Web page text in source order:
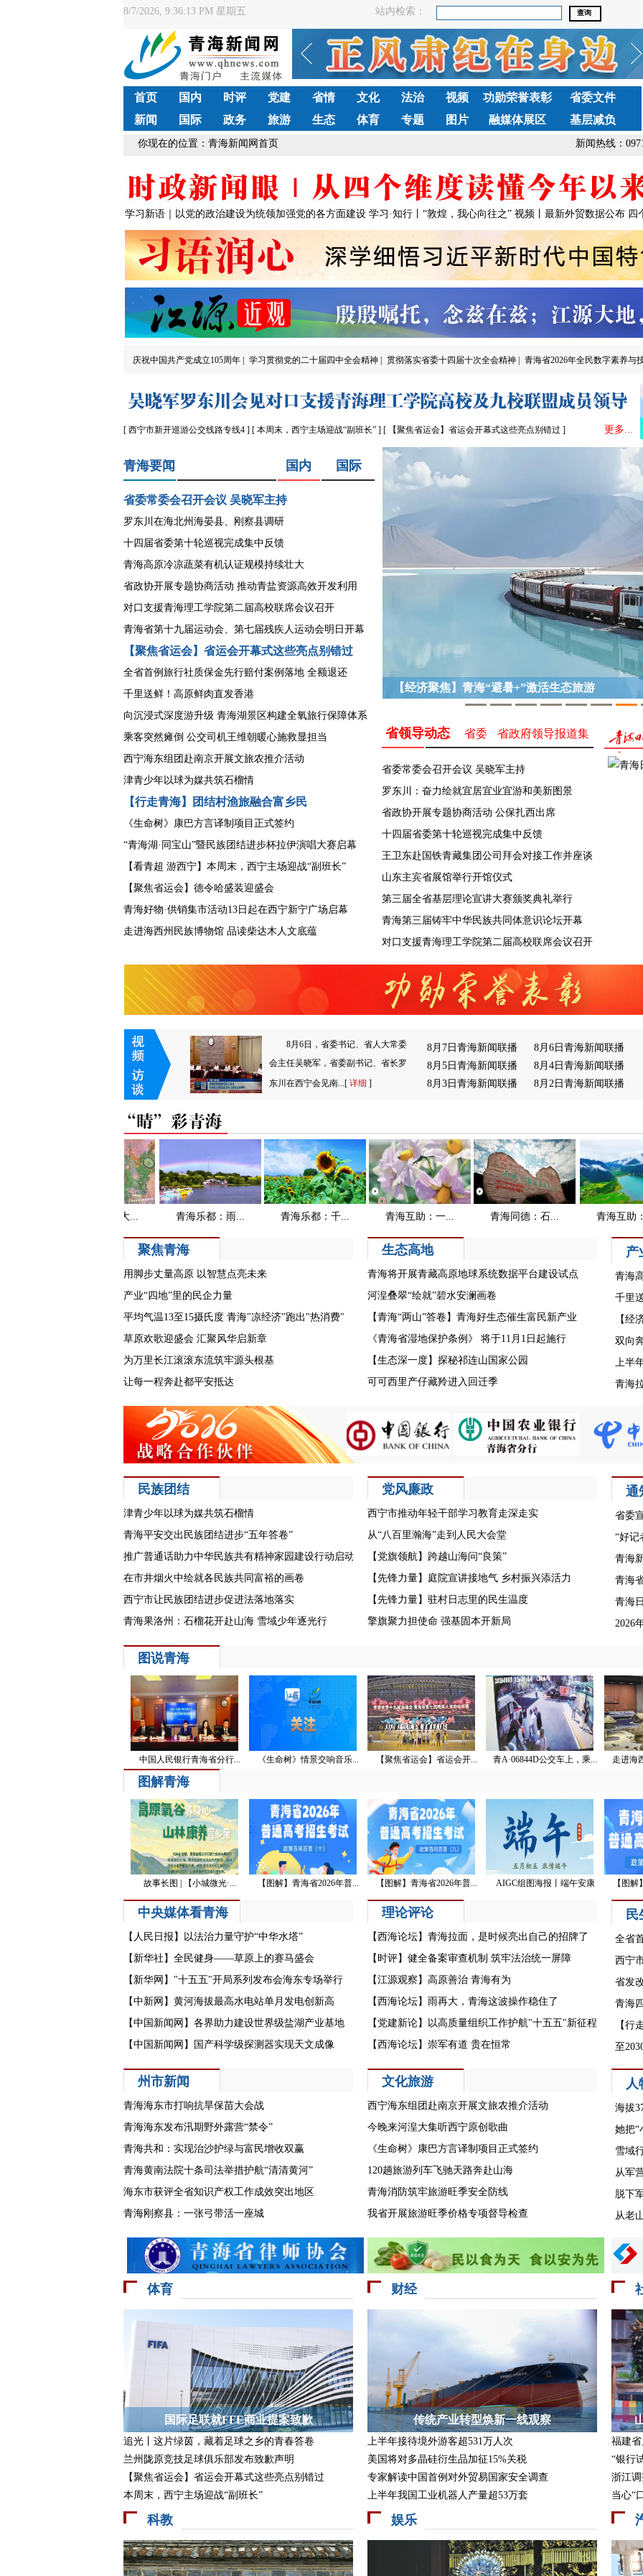
8/7/2026, 9:36:14 PM 星期五 站内检索：
首页 国内 时评 党建 省情 文化 法治 视频 功勋荣誉表彰
省委文件
新闻
国际 政务 旅游 生态 体育 专题 图片 融媒体展区 基层减负
你现在的位置：青海新闻网首页 新闻热线：
学习新语｜以党的政治建设为统领加强党的各方面建设 学习·知行丨“敦煌，我心向往之” 视频丨最新外贸数据公布 四
庆祝中国共产党成立105周年 | 学习贯彻党的二十届四中全会精神 | 贯彻落实省委十四届十次全会精神 | 青海省2026年全民数字素养与
[ 西宁市新开巡游公交线路专线4 ] [ 本周末，西宁主场迎战“副班长” ] [ 【聚焦省运会】省运会开幕式这些亮点别错过 ] 更多...
青海要闻 国内 国际
省委常委会召开会议 吴晓军主持
罗东川在海北州海晏县、刚察县调研
十四届省委第十轮巡视完成集中反馈
青海高原冷凉蔬菜有机认证规模持续壮大
省政协开展专题协商活动 推动青盐资源高效开发利用
对口支援青海理工学院第二届高校联席会议召开
青海省第十九届运动会、第七届残疾人运动会明日开幕
【聚焦省运会】省运会开幕式这些亮点别错过
全省首例旅行社质保金先行赔付案例落地 全额退还
千里送鲜！高原鲜肉直发香港
向沉浸式深度游升级 青海湖景区构建全氧旅行保障体系
乘客突然瘫倒 公交司机王维朝暖心施救显担当
西宁海东组团赴南京开展文旅农推介活动
津青少年以球为媒共筑石榴情
【行走青海】团结村渔旅融合富乡民
《生命树》康巴方言译制项目正式签约
“青海湖·同宝山”暨民族团结进步杯拉伊演唱大赛启幕
【看青超 游西宁】本周末，西宁主场迎战“副班长”
【聚焦省运会】德令哈盛装迎盛会
青海好物·供销集市活动13日起在西宁新宁广场启幕
走进海西州民族博物馆 品读柴达木人文底蕴
8月7日青海新闻联播
省领导动态 省委 省政府领导报道集
省委常委会召开会议 吴晓军主持
罗东川：奋力绘就宜居宜业宜游和美新图景
省政协开展专题协商活动 公保扎西出席
十四届省委第十轮巡视完成集中反馈
王卫东赴国铁青藏集团公司拜会对接工作并座谈
山东主宾省展馆举行开馆仪式
第三届全省基层理论宣讲大赛颁奖典礼举行
青海第三届铸牢中华民族共同体意识论坛开幕
对口支援青海理工学院第二届高校联席会议召开
8月6日，省委书记、省人大常委
会主任吴晓军，省委副书记、省长罗
东川在西宁会见南...[ 详细 ]
8月7日青海新闻联播
8月6日青海新闻联播
8月5日青海新闻联播
8月4日青海新闻联播
8月3日青海新闻联播
8月2日青海新闻联播
聚焦青海
用脚步丈量高原 以智慧点亮未来
产业“四地”里的民企力量
平均气温13至15摄氏度 青海"凉经济"跑出"热消费"
草原欢歌迎盛会 汇聚风华启新章
为万里长江滚滚东流筑牢源头根基
让每一程奔赴都平安抵达
生态高地
青海将开展青藏高原地球系统数据平台建设试点
河湟叠翠“绘就”碧水安澜画卷
【青海“两山”答卷】青海好生态催生富民新产业
《青海省湿地保护条例》 将于11月1日起施行
【生态深一度】探秘祁连山国家公园
可可西里产仔藏羚进入回迁季
产
青海
千里
【经
双向
上半
青海
民族团结
津青少年以球为媒共筑石榴情
青海平安交出民族团结进步“五年答卷”
推广普通话助力中华民族共有精神家园建设行动启动
在市井烟火中绘就各民族共同富裕的画卷
西宁市让民族团结进步促进法落地落实
青海果洛州：石榴花开赴山海 雪域少年逐光行
党风廉政
西宁市推动年轻干部学习教育走深走实
从“八百里瀚海”走到人民大会堂
【党旗领航】跨越山海问“良策”
【先锋力量】庭院宣讲接地气 乡村振兴添活力
【先锋力量】驻村日志里的民生温度
擎旗聚力担使命 强基固本开新局
通
省委
“好记
青海
青海
青海
2026
图说青海
中国人民银行青海省分行... 《生命树》情景交响音乐... 【聚焦省运会】省运会开... 青A·06844D公交车上，乘... 走进海
图解青海
故事长图 | 【小城微光·... 【图解】青海省2026年普... 【图解】青海省2026年普... AIGC组图海报丨端午安康 【图
中央媒体看青海
【人民日报】以法治力量守护“中华水塔”
【新华社】全民健身——草原上的赛马盛会
【新华网】"十五五"开局系列发布会海东专场举行
【中新网】黄河海拔最高水电站单月发电创新高
【中国新闻网】各界助力建设世界级盐湖产业基地
【中国新闻网】国产科学级探测器实现天文成像
理论评论
【西海论坛】青海拉面，是时候亮出自己的招牌了
【时评】健全备案审查机制 筑牢法治统一屏障
【江源观察】高原善治 青海有为
【西海论坛】雨再大，青海这波操作稳住了
【党建新论】以高质量组织工作护航"十五五"新征程
【西海论坛】崇军有道 贵在恒常
民
全省
西宁
省发
青海
【行
至
州市新闻
青海海东市打响抗旱保苗大会战
青海海东发布汛期野外露营“禁令”
青海共和：实现治沙护绿与富民增收双赢
青海黄南法院十条司法举措护航“清清黄河”
海东市获评全省知识产权工作成效突出地区
青海刚察县：一张弓带活一座城
文化旅游
西宁海东组团赴南京开展文旅农推介活动
今晚来河湟大集听西宁原创歌曲
《生命树》康巴方言译制项目正式签约
120趟旅游列车飞驰天路奔赴山海
青海消防筑牢旅游旺季安全防线
我省开展旅游旺季价格专项督导检查
人
海拔
她把“
雪域
从军
脱下
从老
体育
国际足联就FFE商业提案致歉
追光丨这片绿茵，藏着足球之乡的青春答卷
兰州陇原竞技足球俱乐部发布致歉声明
【聚焦省运会】省运会开幕式这些亮点别错过
本周末，西宁主场迎战“副班长”
财经
传统产业转型焕新一线观察
上半年接待境外游客超531万人次
美国将对多晶硅衍生品加征15%关税
专家解读中国首例对外贸易国家安全调查
上半年我国工业机器人产量超53万套
福建
“银行
浙江
当心“
科教 娱乐